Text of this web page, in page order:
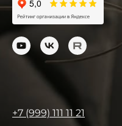
+7 (999) 111 11 21